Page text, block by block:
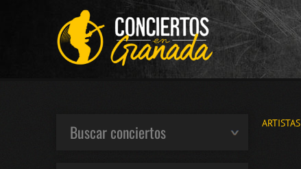
ARTISTAS
Buscar conciertos